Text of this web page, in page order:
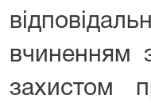
вчиненням
захистом